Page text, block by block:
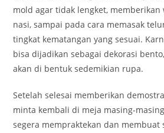
mold agar tidak lengket, memberikan
nasi, sampai pada cara memasak
tingkat kematangan yang sesuai.
bisa dijadikan sebagai dekorasi
akan di bentuk sedemikian rupa.
Setelah selesai memberikan
minta kembali di meja masing-
segera mempraktekan dan